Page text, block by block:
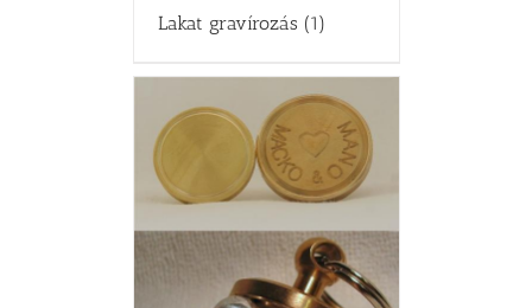
Lakat gravírozás (1)